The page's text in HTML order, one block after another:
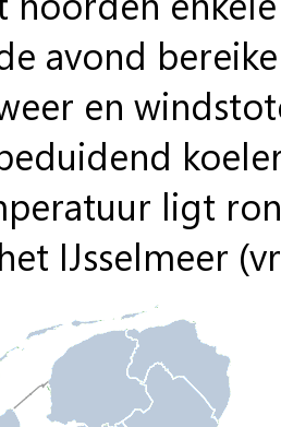
avond
en
ligt
IJsselmeer